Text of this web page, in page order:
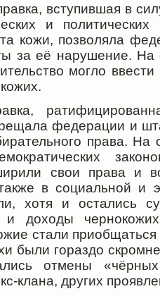
вступившая в
и
кожи, позволяла
за её нарушение. На
могло
федерации и
права. На
свои права и
в социальной и
хотя и остались
и доходы
стали приобщаться
были гораздо
отмены
клана, других